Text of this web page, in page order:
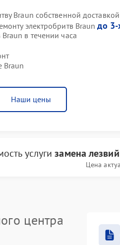
Braun собственной доставкой
электробритв Braunдо 3-
в течении часа
Braun
Наши цены
услугизамена лезвий
Цена
центра